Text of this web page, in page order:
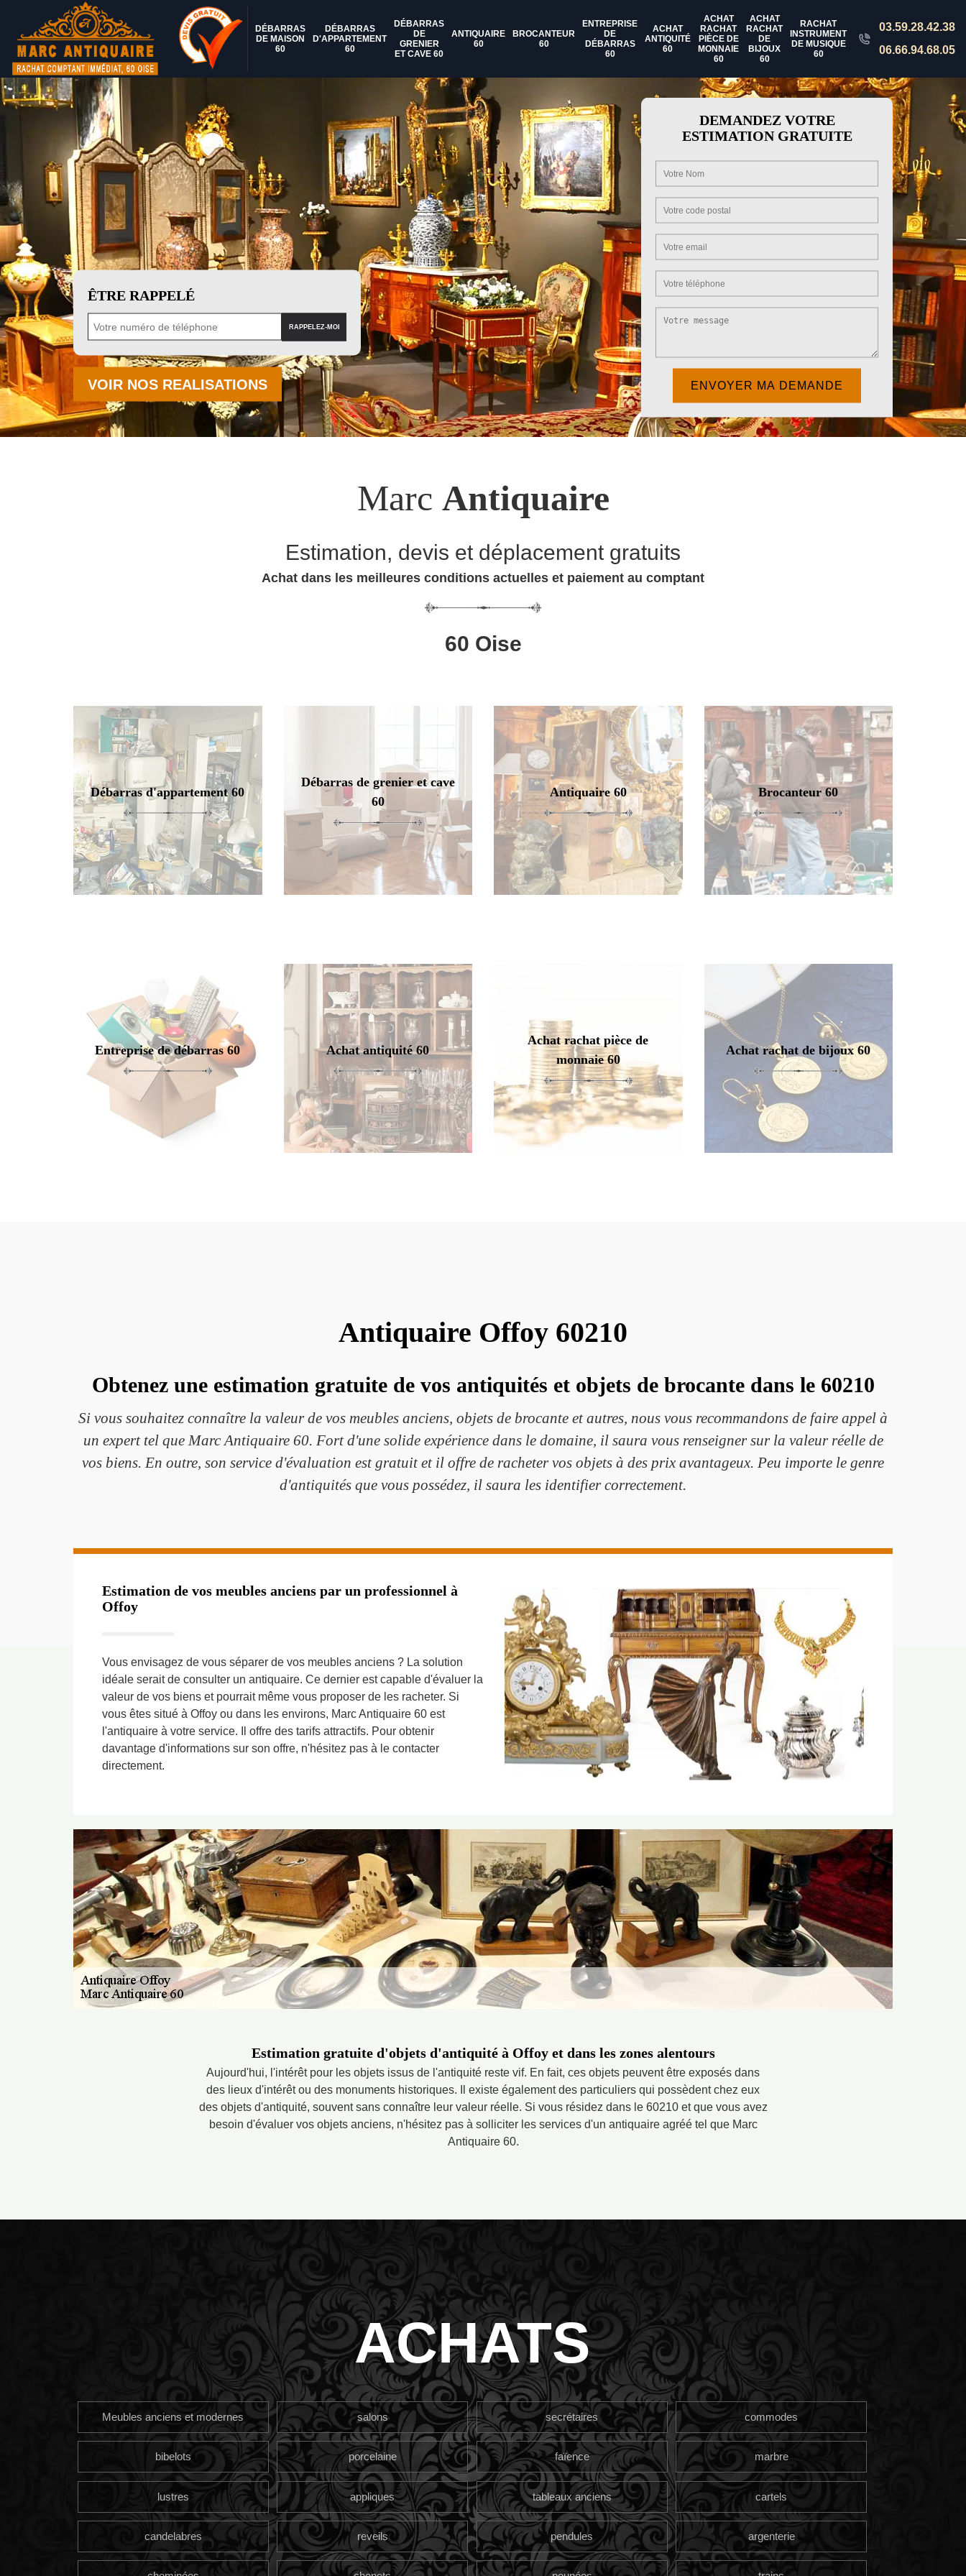
DÉBARRAS
DE MAISON
60
DÉBARRAS
D'APPARTEMENT
60
DÉBARRAS
DE
GRENIER
ET CAVE 60
ANTIQUAIRE
60
BROCANTEUR
60
ENTREPRISE
DE
DÉBARRAS
60
ACHAT
ANTIQUITÉ
60
ACHAT
RACHAT
PIÈCE DE
MONNAIE
60
ACHAT
RACHAT
DE
BIJOUX
60
RACHAT
INSTRUMENT
DE MUSIQUE
60
03.59.28.42.38
06.66.94.68.05
ÊTRE RAPPELÉ
VOIR NOS REALISATIONS
DEMANDEZ VOTRE
ESTIMATION GRATUITE
Marc Antiquaire
Estimation, devis et déplacement gratuits
Achat dans les meilleures conditions actuelles et paiement au comptant
60 Oise
Débarras d'appartement 60
Débarras de grenier et cave
60
Antiquaire 60 Brocanteur 60
Entreprise de débarras 60 Achat antiquité 60
Achat rachat pièce de
monnaie 60
Achat rachat de bijoux 60
Antiquaire Offoy 60210
Obtenez une estimation gratuite de vos antiquités et objets de brocante dans le 60210
Si vous souhaitez connaître la valeur de vos meubles anciens, objets de brocante et autres, nous vous recommandons de faire appel à
un expert tel que Marc Antiquaire 60. Fort d'une solide expérience dans le domaine, il saura vous renseigner sur la valeur réelle de
vos biens. En outre, son service d'évaluation est gratuit et il offre de racheter vos objets à des prix avantageux. Peu importe le genre
d'antiquités que vous possédez, il saura les identifier correctement.
Estimation de vos meubles anciens par un professionnel à
Offoy
Vous envisagez de vous séparer de vos meubles anciens ? La solution
idéale serait de consulter un antiquaire. Ce dernier est capable d'évaluer la
valeur de vos biens et pourrait même vous proposer de les racheter. Si
vous êtes situé à Offoy ou dans les environs, Marc Antiquaire 60 est
l'antiquaire à votre service. Il offre des tarifs attractifs. Pour obtenir
davantage d'informations sur son offre, n'hésitez pas à le contacter
directement.
Estimation gratuite d'objets d'antiquité à Offoy et dans les zones alentours
Aujourd'hui, l'intérêt pour les objets issus de l'antiquité reste vif. En fait, ces objets peuvent être exposés dans
des lieux d'intérêt ou des monuments historiques. Il existe également des particuliers qui possèdent chez eux
des objets d'antiquité, souvent sans connaître leur valeur réelle. Si vous résidez dans le 60210 et que vous avez
besoin d'évaluer vos objets anciens, n'hésitez pas à solliciter les services d'un antiquaire agréé tel que Marc
Antiquaire 60.
ACHATS
Meubles anciens et modernes salons secrétaires commodes
bibelots porcelaine faïence marbre
lustres appliques tableaux anciens cartels
candelabres reveils pendules argenterie